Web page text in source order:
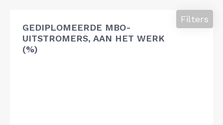
GEDIPLOMEERDE MBO-
UITSTROMERS, AAN HET WERK
(%)
Filters